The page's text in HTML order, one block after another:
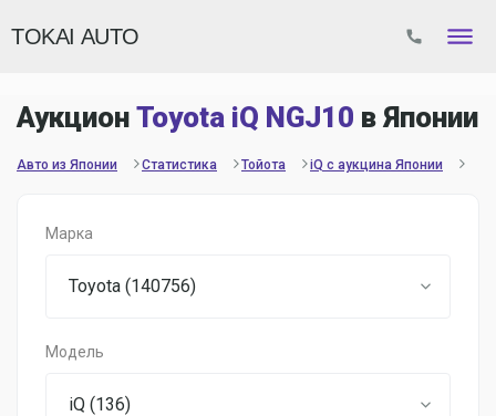
TOKAI AUTO
Аукцион Toyota iQ NGJ10 в Японии
Авто из Японии Статистика Тойота iQ с аукцина Японии
Марка
Toyota (140756)
Модель
iQ (136)